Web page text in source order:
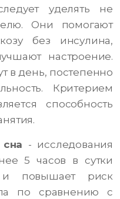
уделять не
Они помогают
без инсулина,
настроение.
в день, постепенно
Критерием
способность
- исследования
5 часов в сутки
и повышает риск
по сравнению с